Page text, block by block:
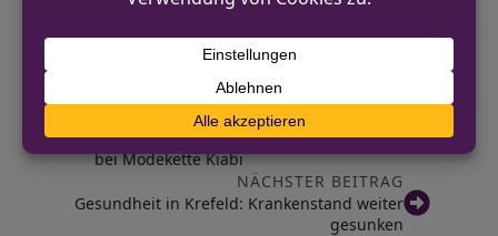
VORHERIGER BEITRAG
Ermittlungen zu 100-Millionen-Euro-Betrug
bei Modekette Kiabi
NÄCHSTER BEITRAG
Gesundheit in Krefeld: Krankenstand weiter
gesunken